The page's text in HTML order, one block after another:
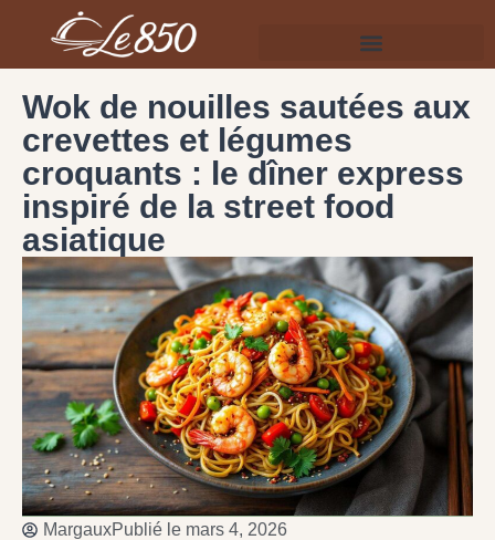
Wok de nouilles sautées aux
crevettes et légumes
croquants : le dîner express
inspiré de la street food
asiatique
MargauxPublié le mars 4, 2026